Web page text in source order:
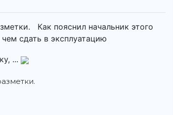
Как пояснил начальник этого
сдать в эксплуатацию
...